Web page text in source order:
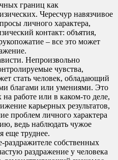
границ как
Чересчур навязчивое
личного характера,
контакт: объятия,
– все это может
Непроизвольно
чувства,
стать человек, обладающий
благами или умениями. Это
работе или в каком-то деле,
карьерных результатов,
проблем личного характера
ведь наблюдать чужое
еще труднее.
собственных
раздражение у человека